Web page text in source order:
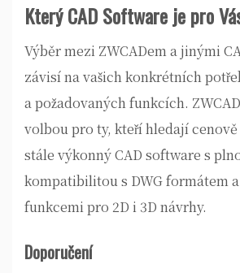
Který CAD Software je pro
Výběr mezi ZWCADem a jinými
závisí na vašich konkrétních
a požadovaných funkcích.
volbou pro ty, kteří hledají
stále výkonný CAD software s
kompatibilitou s DWG formátem
funkcemi pro 2D i 3D návrhy.
Doporučení